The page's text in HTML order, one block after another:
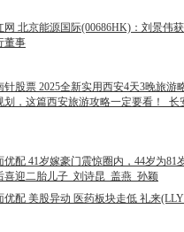
网 北京能源国际(00686HK)：刘景伟
董事
针股票 2025全新实用西安4天3晚旅游
划，这篇西安旅游攻略一定要看！_长
优配 41岁嫁豪门震惊圈内，44岁为81
喜迎二胎儿子_刘诗昆_盖燕_孙颖
优配 美股异动 医药板块走低 礼来